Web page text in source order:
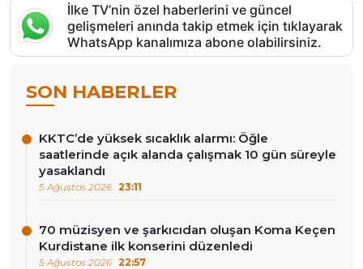
İlke TV’nin özel haberlerini ve güncel
gelişmeleri anında takip etmek için tıklayarak
WhatsApp kanalımıza abone olabilirsiniz.
SON HABERLER
KKTC’de yüksek sıcaklık alarmı: Öğle
saatlerinde açık alanda çalışmak 10 gün süreyle
yasaklandı
5 Ağustos 2026 23:11
70 müzisyen ve şarkıcıdan oluşan Koma Keçen
Kurdistane ilk konserini düzenledi
5 Ağustos 2026 22:57